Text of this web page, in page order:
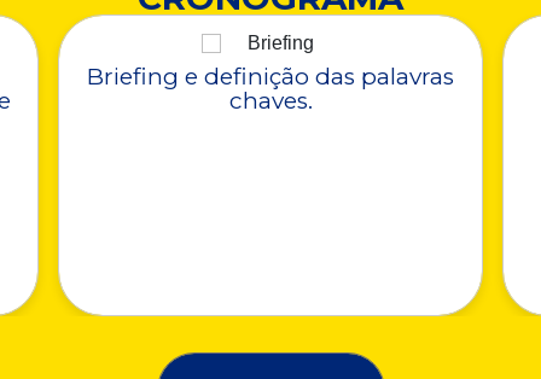
Briefing e definição das palavras
chaves.